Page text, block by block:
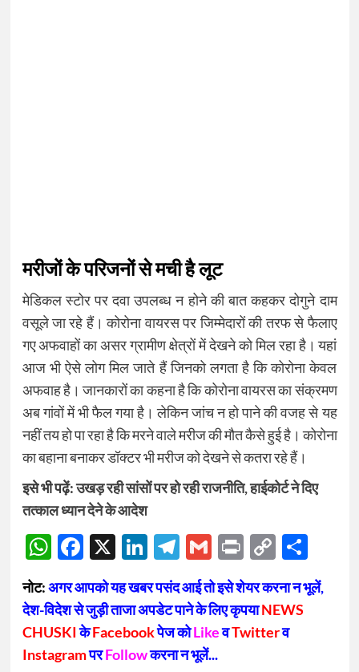
मरीजों के परिजनों से मची है लूट
मेडिकल स्टोर पर दवा उपलब्ध न होने की बात कहकर दोगुने दाम
वसूले जा रहे हैं। कोरोना वायरस पर जिम्मेदारों की तरफ से फैलाए
गए अफवाहों का असर ग्रामीण क्षेत्रों में देखने को मिल रहा है। यहां
आज भी ऐसे लोग मिल जाते हैं जिनको लगता है कि कोरोना केवल
अफवाह है। जानकारों का कहना है कि कोरोना वायरस का संक्रमण
अब गांवों में भी फैल गया है। लेकिन जांच न हो पाने की वजह से यह
नहीं तय हो पा रहा है कि मरने वाले मरीज की मौत कैसे हुई है। कोरोना
का बहाना बनाकर डॉक्टर भी मरीज को देखने से कतरा रहे हैं।
इसे भी पढ़ें:उखड़ रही सांसों पर हो रही राजनीति, हाईकोर्ट ने दिए
तत्काल ध्यान देने के आदेश
WhatsApp
Facebook
X LinkedIn
Telegram
Gmail
Print
Copy
Link
नोट:अगर आपको यह खबर पसंद आई तो इसे शेयर करना न भूलें,
देश-विदेश से जुड़ी ताजा अपडेट पाने के लिए कृपयाNEWS
CHUSKIकेFacebookपेज कोLikeवTwitterव
InstagramपरFollowकरना न भूलें...